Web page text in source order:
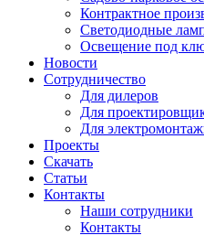
Контрактное
Светодиодные
Освещение под
Новости
Сотрудничество
Для дилеров
Для
Для
Проекты
Скачать
Статьи
Контакты
Наши сотрудники
Контакты